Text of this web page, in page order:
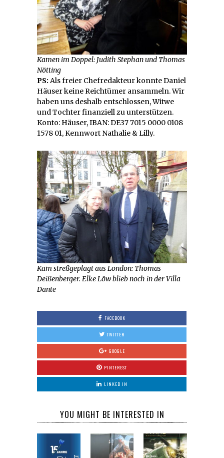
Kamen im Doppel: Judith Stephan und Thomas
Nötting
PS: Als freier Chefredakteur konnte Daniel
Häuser keine Reichtümer ansammeln. Wir
haben uns deshalb entschlossen, Witwe
und Tochter finanziell zu unterstützen.
Konto: Häuser, IBAN: DE37 7015 0000 0108
1578 01, Kennwort Nathalie & Lilly.
Kam streßgeplagt aus London: Thomas
Deißenberger. Elke Löw blieb noch in der Villa
Dante
FACEBOOK
TWITTER
GOOGLE
PINTEREST
LINKED IN
YOU MIGHT BE INTERESTED IN